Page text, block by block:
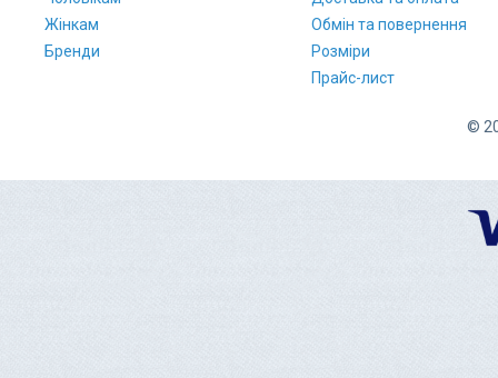
Жінкам
Бренди
Обмін та повернення
Розміри
Прайс-лист
©